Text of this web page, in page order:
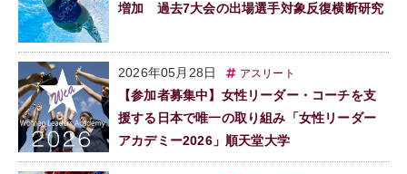
増加 過去7大会の出場選手対象反復横断研究
2026年05月28日 アスリート
【参加者募集中】女性リーダー・コーチを支
援する日本で唯一の取り組み「女性リーダー
アカデミー2026」順天堂大学